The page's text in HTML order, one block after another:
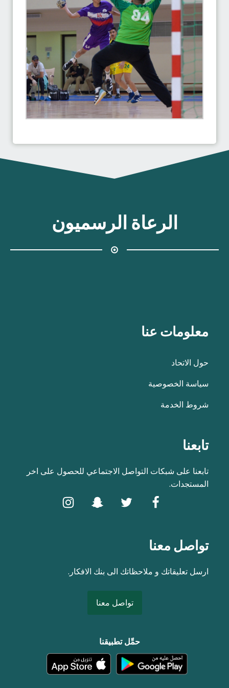
الرعاة الرسميون
معلومات عنا
حول الاتحاد
سياسة الخصوصية
شروط الخدمة
تابعنا
تابعنا على شبكات التواصل الاجتماعي للحصول على اخر
المستجدات.
تواصل معنا
ارسل تعليقاتك و ملاحظاتك الى بنك الافكار.
تواصل معنا
حمِّل تطبيقنا